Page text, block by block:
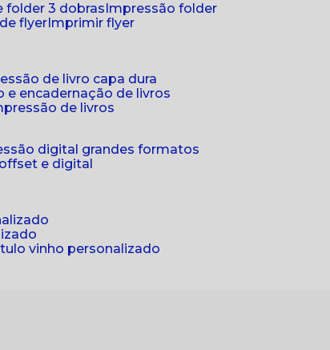
folder 3 dobras impressão folder
flyer imprimir flyer
de livro capa dura
e encadernação de livros
de livros
digital grandes formatos
e digital
vinho personalizado